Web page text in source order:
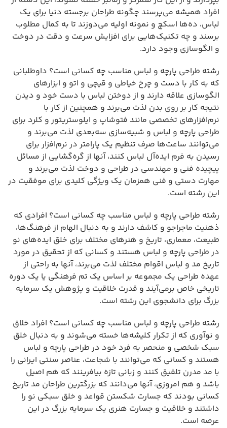
افراد همیشه می‌پرسند چگونه طراحان برجسته دنیا برای یک
لباس، ده‌ها اسکچ و نمونه اولیه می‌دوزند تا به کمال مطلوب
برسند و چه تکنیک‌هایی برای افزایش سرعت و دقت در دوخت
و الگوسازی وجود دارد.
رشته طراحی پارچه و لباس مناسب چه کسانی است؟ داوطلبانی
که به کار با دست و چرخ خیاطی و قیچی و اتو و ابزارهای
الگوسازی علاقه دارند و از دوختن لباس با دست خود و دیدن
نتیجه کار بر روی بدن لذت می‌برند و همچنین از کار با
نرم‌افزارهای تخصصی مانند فتوشاپ و ایلوستریتور و کلرد برای
طراحی پارچه و لباس و شبیه‌سازی سه‌بعدی لذت می‌برند و
می‌توانند ساعت‌ها صرف تنظیم یک پارامتر در نرم‌افزار برای
رسیدن به فرم ایده‌آل لباس کنند، آنها از گره‌گشایی از مسائل
پیچیده فنی و مهندسی در طراحی و دوخت لذت می‌برند و
مهارت دستی و فنی همزمان یک ویژگی کلیدی برای موفقیت در
این رشته است.
رشته طراحی پارچه و لباس مناسب چه کسانی است؟ افرادی که
ذهنیت ماجراجو و کاشف دارند و به دنبال الهام از فرهنگ‌ها،
طبیعت، معماری، تاریخ و هنرهای مختلف برای خلق ایده‌های نو
در طراحی پارچه و لباس هستند و کسانی که از تحقیق در مورد
تاریخ مد و لباس اقوام مختلف لذت می‌برند، آنها به راحتی از
عهده طراحی یک مجموعه بر اساس یک تم فرهنگی یا یک دوره
تاریخی خاص برمی‌آیند و قدرت خلاقیت و پژوهش یک سرمایه
بزرگ برای دانشجوی این رشته است.
رشته طراحی پارچه و لباس مناسب چه کسانی است؟ افراد خلاق
و نوآوری که از تکرار کلیشه‌ها خسته می‌شوند و به دنبال خلق
سبک شخصی و منحصر به فرد خود در طراحی پارچه و لباس
هستند و کسانی که می‌توانند با شجاعت، عناصر سنتی ایرانی را
با مد مدرن تلفیق کنند و زبانی تازه بیافرینند که هم اصیل
باشد و هم امروزی، آنها می‌دانند که بزرگترین طراحان مد تاریخ
کسانی بودند که جسارت شکستن قواعد و خلق سبکی نو را
داشتند و خلاقیت و جسارت هنری یک سرمایه بزرگ در این
عرصه است.